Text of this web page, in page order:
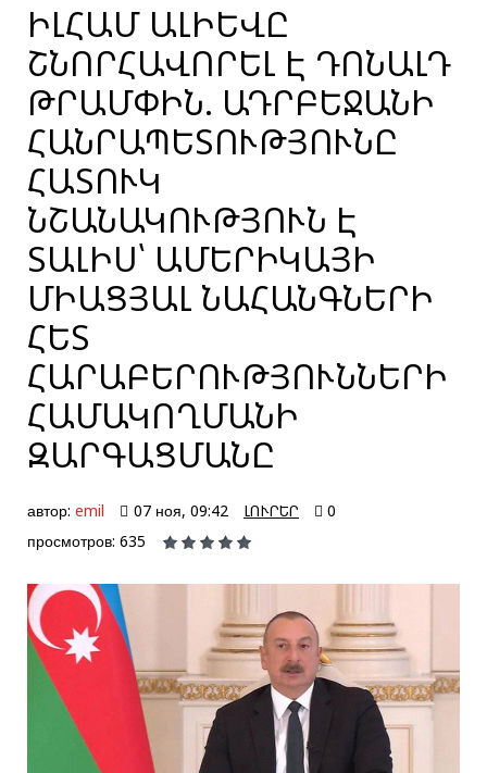
ԻԼՀԱՄ ԱԼԻԵՎԸ
ՇՆՈՐՀԱՎՈՐԵԼ Է ԴՈՆԱԼԴ
ԹՐԱՄՓԻՆ. ԱԴՐԲԵՋԱՆԻ
ՀԱՆՐԱՊԵՏՈՒԹՅՈՒՆԸ
ՀԱՏՈՒԿ
ՆՇԱՆԱԿՈՒԹՅՈՒՆ Է
ՏԱԼԻՍ՝ ԱՄԵՐԻԿԱՅԻ
ՄԻԱՑՅԱԼ ՆԱՀԱՆԳՆԵՐԻ
ՀԵՏ
ՀԱՐԱԲԵՐՈՒԹՅՈՒՆՆԵՐԻ
ՀԱՄԱԿՈՂՄԱՆԻ
ԶԱՐԳԱՑՄԱՆԸ
автор: emil 07 ноя, 09:42 ԼՈՒՐԵՐ
0
просмотров: 635